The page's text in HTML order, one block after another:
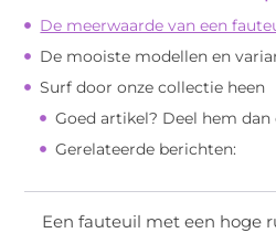
De meerwaarde van een
De mooiste modellen en
Surf door onze collectie heen
Goed artikel? Deel hem dan
Gerelateerde berichten:
Een fauteuil met een hoge